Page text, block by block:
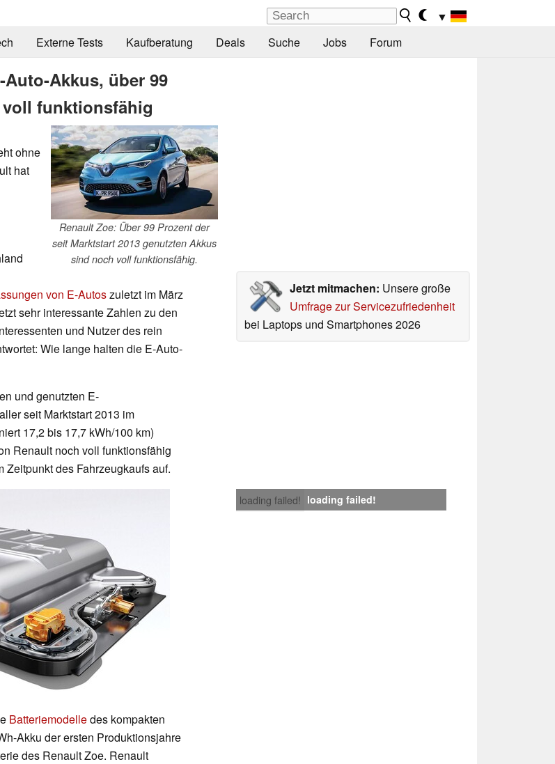
▼
Externe Tests Kaufberatung Deals Suche Jobs Forum
Auto-Akkus, über 99
funktionsfähig
Renault Zoe: Über 99 Prozent der
seit Marktstart 2013 genutzten Akkus
sind noch voll funktionsfähig.
ohne
hat
Jetzt mitmachen: Unsere große
Umfrage zur Servicezufriedenheit
bei Laptops und Smartphones 2026
von E-Autoszuletzt im März
sehr interessante Zahlen zu den
und Nutzer des rein
Wie lange halten die E-Auto-
und genutzten E-
seit Marktstart 2013 im
17,2 bis 17,7 kWh/100 km)
Renault noch voll funktionsfähig
des Fahrzeugkaufs auf.
loading failed! loading failed!
Batteriemodelledes kompakten
Akku der ersten Produktionsjahre
des Renault Zoe. Renault